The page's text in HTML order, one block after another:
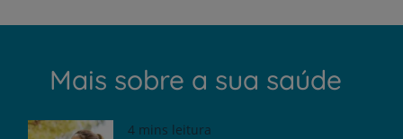
Mais sobre a sua saúde
4 mins leitura